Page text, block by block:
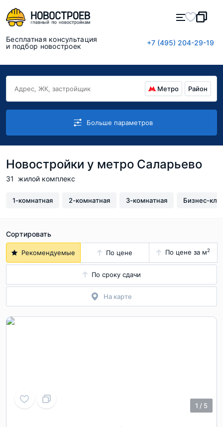
Бесплатная консультация
и подбор новостроек
+7 (495) 204-29-19
Метро Район
Больше параметров
Новостройки у метро Саларьево
31 жилой комплекс
1-комнатная 2-комнатная 3-комнатная Бизнес-
Сортировать
Рекомендуемые По цене По цене за м2
По сроку сдачи
На карте
1 / 5